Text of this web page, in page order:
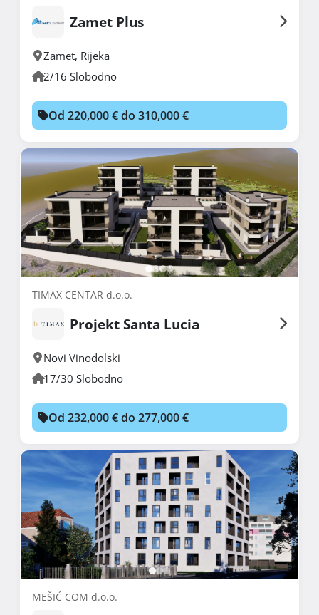
Zamet Plus
Zamet, Rijeka
2/16 Slobodno
Od 220,000 € do 310,000 €
TIMAX CENTAR d.o.o.
Projekt Santa Lucia
Novi Vinodolski
17/30 Slobodno
Od 232,000 € do 277,000 €
MEŠIĆ COM d.o.o.